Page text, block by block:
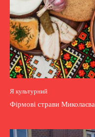
Я культурний
Фірмові страви Миколаєва